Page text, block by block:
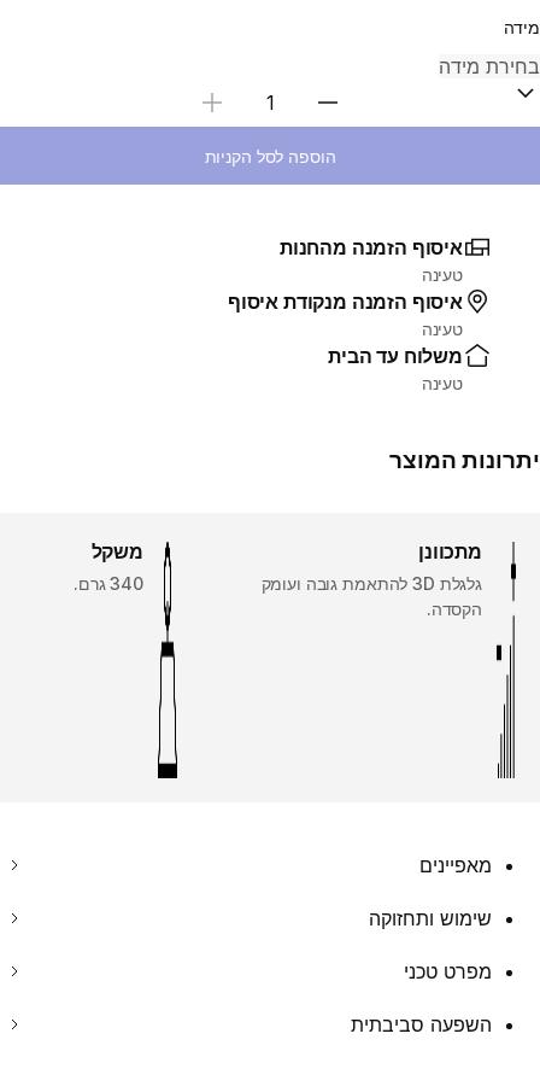
מידה
בחירת כמות
הוספה לסל הקניות
איסוף הזמנה מהחנות
טעינה
איסוף הזמנה מנקודת איסוף
טעינה
משלוח עד הבית
טעינה
יתרונות המוצר
מתכוונן
גלגלת 3D להתאמת גובה ועומק
הקסדה.
משקל
340 גרם.
מאפיינים
שימוש ותחזוקה
מפרט טכני
השפעה סביבתית